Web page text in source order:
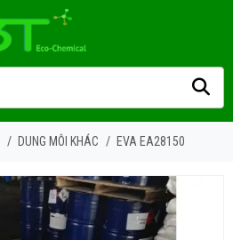
/ DUNG MÔI KHÁC / EVA EA28150